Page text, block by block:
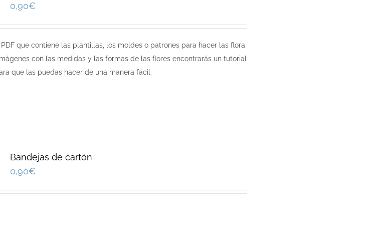
0,90€
que contiene las plantillas, los moldes o patrones para hacer las flora
con las medidas y las formas de las flores encontrarás un tutorial
que las puedas hacer de una manera fácil.
Bandejas de cartón
0,90€